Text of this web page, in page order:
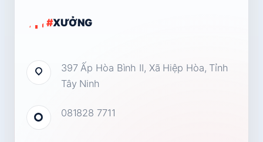
#XƯỞNG
397 Ấp Hòa Bình II, Xã Hiệp Hòa, Tỉnh
Tây Ninh
081828 7711